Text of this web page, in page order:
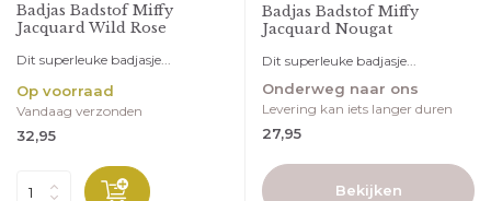
Badjas Badstof Miffy
Jacquard Wild Rose
Dit superleuke badjasje...
Op voorraad
Vandaag verzonden
32,95
Badjas Badstof Miffy
Jacquard Nougat
Dit superleuke badjasje...
Onderweg naar ons
Levering kan iets langer duren
27,95
Bekijken